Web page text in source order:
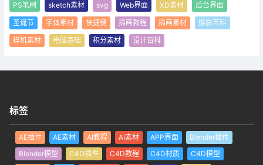
PS笔刷
sketch素材 svg Web界面 XD素材
后台界面
圣诞节
字体素材 快捷键 插画教程 插画素材
摄影百科
样机素材
电脑基础 积分素材 设计百科
标签
AE插件 AE素材 AI教程 AI素材 APP界面
Blender插件
Blender模型
C4D插件 C4D教程 C4D材质
C4D模型